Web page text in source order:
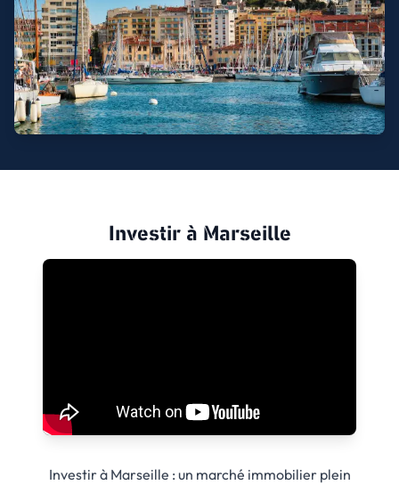
Investir à Marseille
Investir à Marseille : un marché immobilier plein